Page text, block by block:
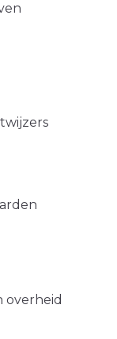
overheid